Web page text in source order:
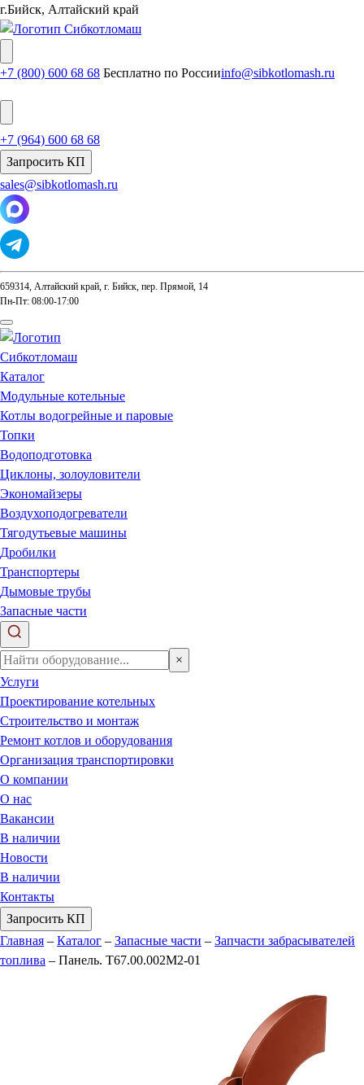
г.Бийск, Алтайский край
+7 (800) 600 68 68 Бесплатно по Россииinfo@sibkotlomash.ru
+7 (964) 600 68 68
Запросить КП
sales@sibkotlomash.ru
659314, Алтайский край, г. Бийск, пер. Прямой, 14
Пн-Пт: 08:00-17:00
Каталог
Модульные котельные
Котлы водогрейные и паровые
Топки
Водоподготовка
Циклоны, золоуловители
Экономайзеры
Воздухоподогреватели
Тягодутьевые машины
Дробилки
Транспортеры
Дымовые трубы
Запасные части
×
Услуги
Проектирование котельных
Строительство и монтаж
Ремонт котлов и оборудования
Организация транспортировки
О компании
О нас
Вакансии
В наличии
Новости
В наличии
Контакты
Запросить КП
Главная – Каталог – Запасные части – Запчасти забрасывателей
топлива – Панель. Т67.00.002М2-01